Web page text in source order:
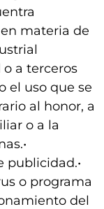
materia de
a terceros
el uso que se
al honor, a
o a la
publicidad.•
o programa
del